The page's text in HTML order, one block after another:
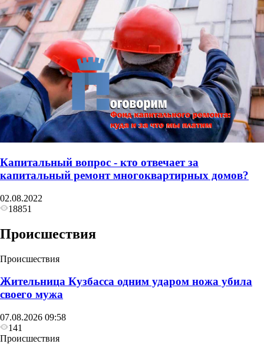
Капитальный вопрос - кто отвечает за
капитальный ремонт многоквартирных домов?
02.08.2022
18851
Происшествия
Происшествия
Жительница Кузбасса одним ударом ножа убила
своего мужа
07.08.2026 09:58
141
Происшествия